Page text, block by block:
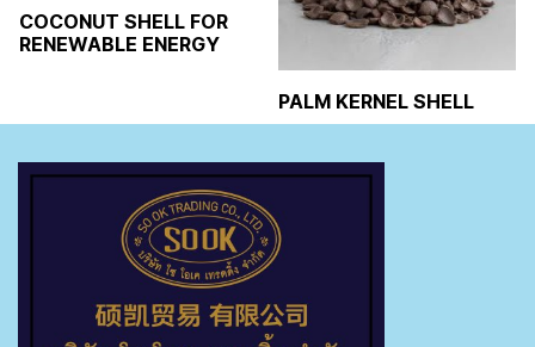
COCONUT SHELL FOR
RENEWABLE ENERGY
PALM KERNEL SHELL